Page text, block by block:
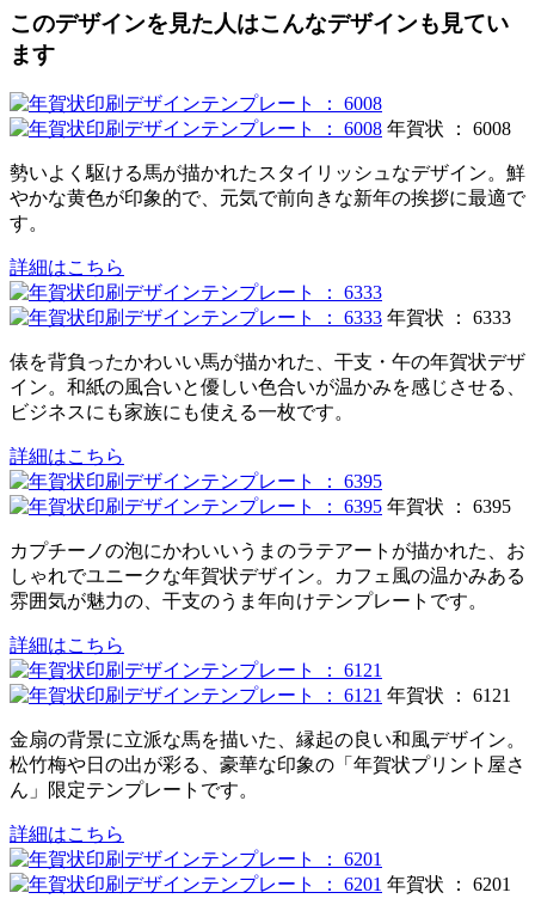
このデザインを見た人はこんなデザインも見てい
ます
年賀状 ： 6008
勢いよく駆ける馬が描かれたスタイリッシュなデザイン。鮮
やかな黄色が印象的で、元気で前向きな新年の挨拶に最適で
す。
詳細はこちら
年賀状 ： 6333
俵を背負ったかわいい馬が描かれた、干支・午の年賀状デザ
イン。和紙の風合いと優しい色合いが温かみを感じさせる、
ビジネスにも家族にも使える一枚です。
詳細はこちら
年賀状 ： 6395
カプチーノの泡にかわいいうまのラテアートが描かれた、お
しゃれでユニークな年賀状デザイン。カフェ風の温かみある
雰囲気が魅力の、干支のうま年向けテンプレートです。
詳細はこちら
年賀状 ： 6121
金扇の背景に立派な馬を描いた、縁起の良い和風デザイン。
松竹梅や日の出が彩る、豪華な印象の「年賀状プリント屋さ
ん」限定テンプレートです。
詳細はこちら
年賀状 ： 6201